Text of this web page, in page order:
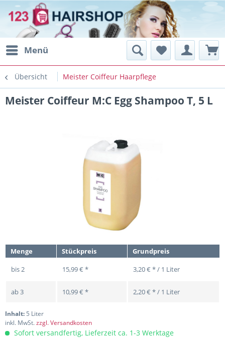
Menü
Übersicht Meister Coiffeur Haarpflege
Meister Coiffeur M:C Egg Shampoo T, 5 L
Menge Stückpreis
Grundpreis
bis2 15,99 € * 3,20 € * / 1 Liter
ab3 10,99 € * 2,20 € * / 1 Liter
Inhalt: 5 Liter
inkl. MwSt.zzgl. Versandkosten
Sofort versandfertig, Lieferzeit ca. 1-3 Werktage